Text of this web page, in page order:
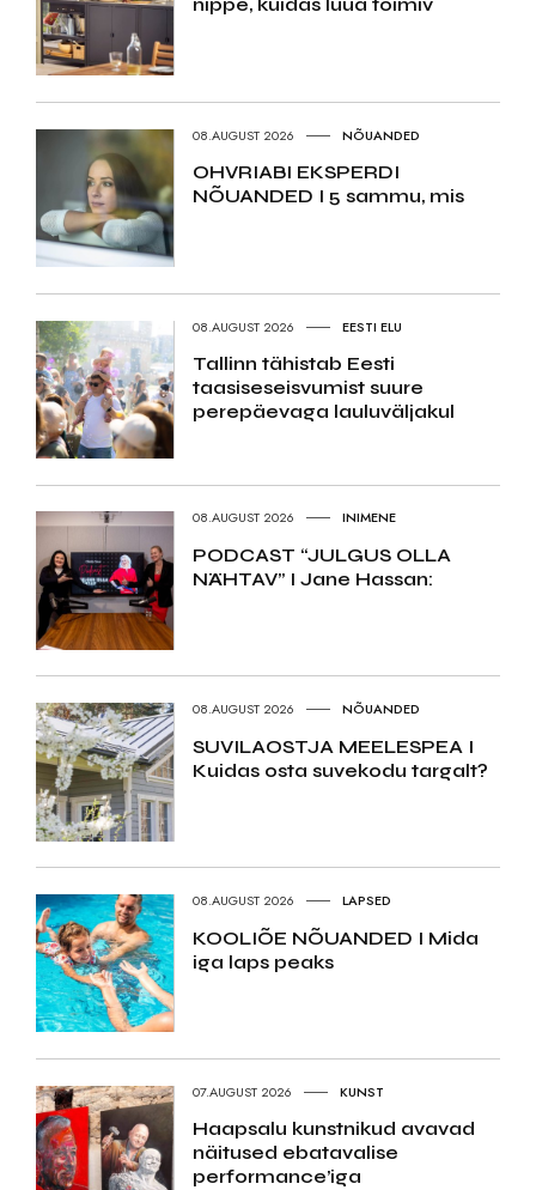
nippe, kuidas luua toimiv
08.AUGUST 2026 NÕUANDED
OHVRIABI EKSPERDI
NÕUANDED I 5 sammu, mis
08.AUGUST 2026 EESTI ELU
Tallinn tähistab Eesti
taasiseseisvumist suure
perepäevaga lauluväljakul
08.AUGUST 2026 INIMENE
PODCAST “JULGUS OLLA
NÄHTAV” I Jane Hassan:
08.AUGUST 2026 NÕUANDED
SUVILAOSTJA MEELESPEA I
Kuidas osta suvekodu targalt?
08.AUGUST 2026 LAPSED
KOOLIÕE NÕUANDED I Mida
iga laps peaks
07.AUGUST 2026 KUNST
Haapsalu kunstnikud avavad
näitused ebatavalise
performance’iga